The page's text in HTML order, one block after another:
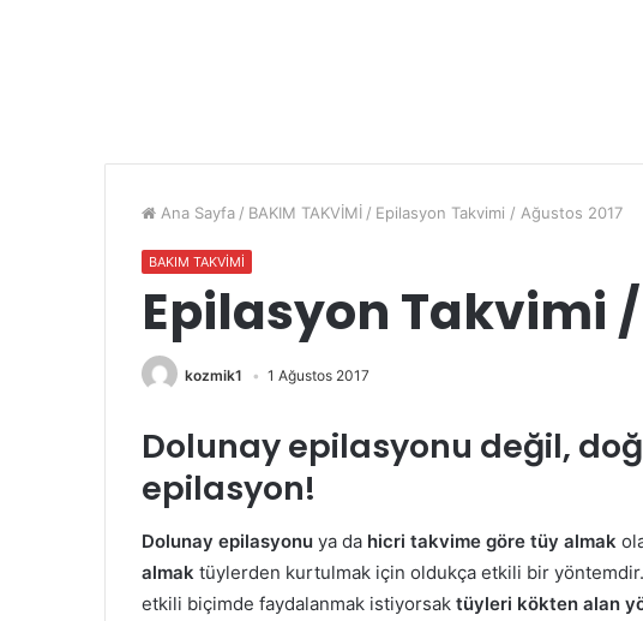
Ana Sayfa / BAKIM TAKVİMİ / Epilasyon Takvimi / Ağustos 2017
BAKIM TAKVİMİ
Epilasyon Takvimi /
kozmik1 1 Ağustos 2017
Dolunay epilasyonu değil,
epilasyon!
Dolunay epilasyonu ya da hicri takvime göre tüy almak
almak tüylerden kurtulmak için oldukça etkili bir
etkili biçimde faydalanmak istiyorsak tüyleri kökten alan